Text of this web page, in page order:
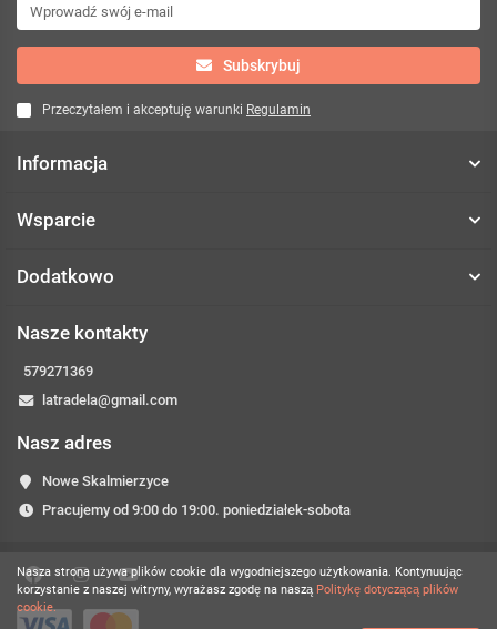
Nasza strona używa plików cookie dla wygodniejszego użytkowania. Kontynuując
korzystanie z naszej witryny, wyrażasz zgodę na naszą Politykę dotyczącą plików
cookie.
Subskrybuj
Przeczytałem i akceptuję warunki Regulamin
Informacja
Wsparcie
Dodatkowo
Nasze kontakty
579271369
latradela@gmail.com
Nasz adres
Nowe Skalmierzyce
Pracujemy od 9:00 do 19:00. poniedziałek-sobota